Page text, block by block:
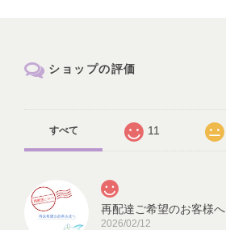
ショップの評価
すべて 11
再配達ご希望のお客様へ
2026/02/12